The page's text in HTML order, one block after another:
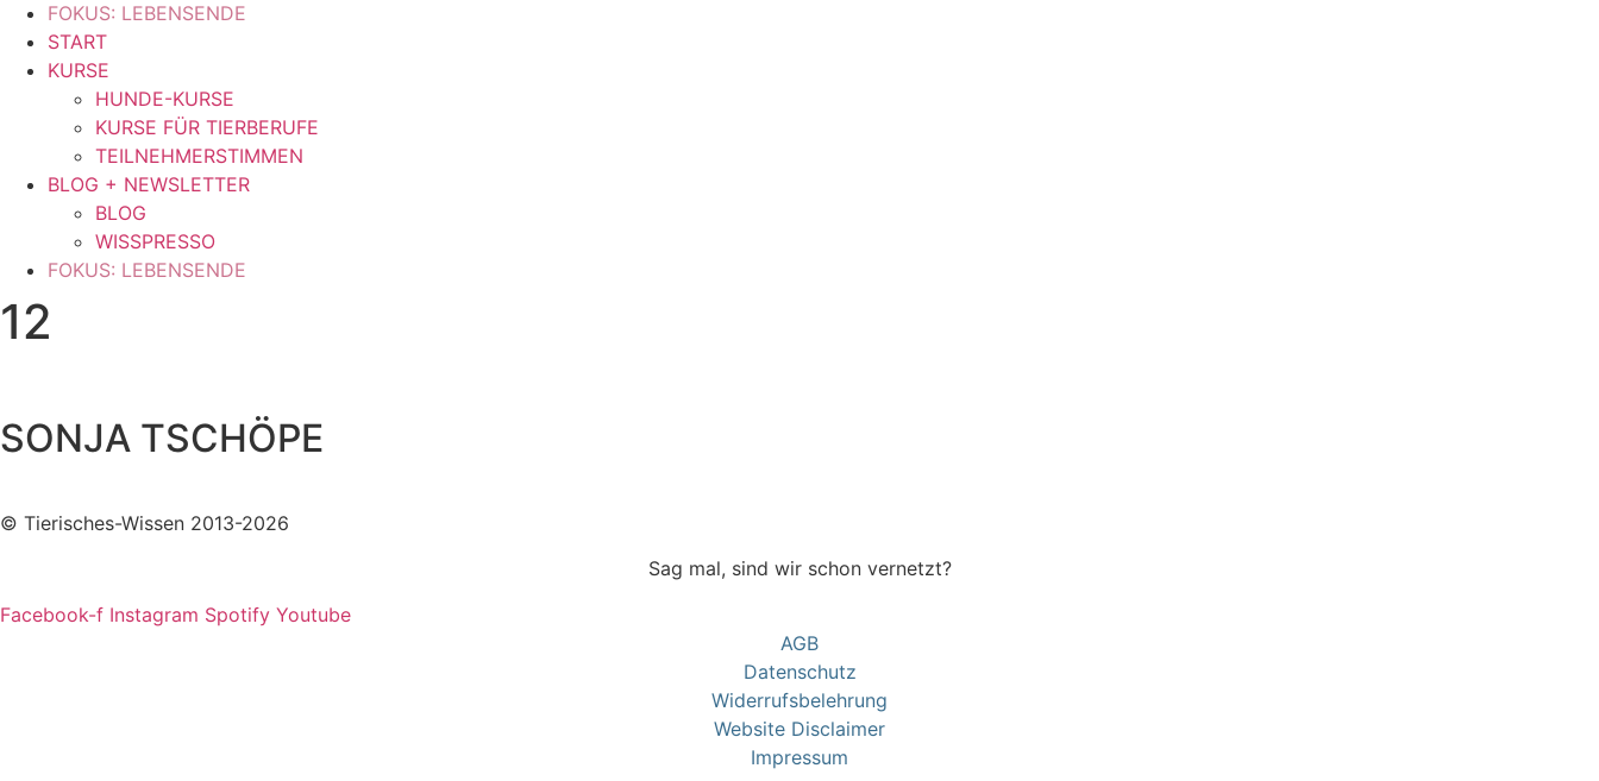
FOKUS: LEBENSENDE
START
KURSE
HUNDE-KURSE
KURSE FÜR TIERBERUFE
TEILNEHMERSTIMMEN
BLOG + NEWSLETTER
BLOG
WISSPRESSO
FOKUS: LEBENSENDE
12
SONJA TSCHÖPE
© Tierisches-Wissen 2013-2026
Sag mal, sind wir schon vernetzt?
Facebook-f Instagram Spotify Youtube
AGB
Datenschutz
Widerrufsbelehrung
Website Disclaimer
Impressum